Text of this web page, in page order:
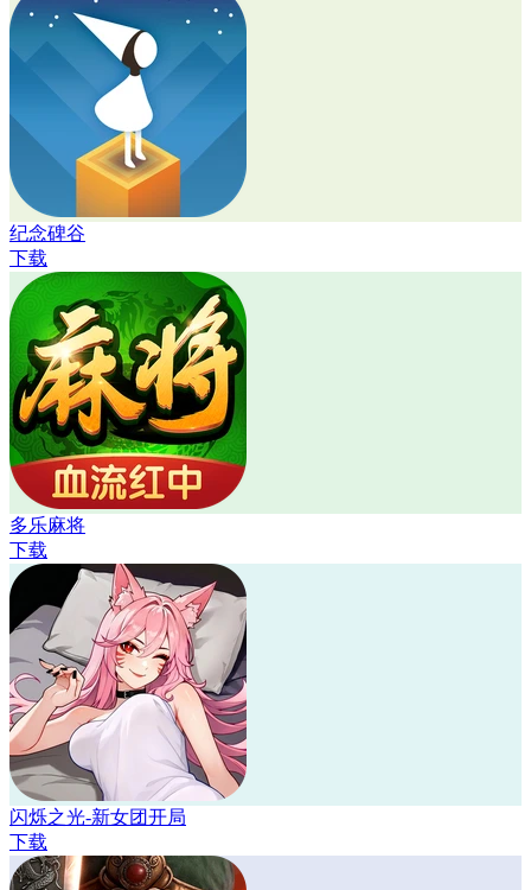
纪念碑谷
下载
多乐麻将
下载
闪烁之光-新女团开局
下载